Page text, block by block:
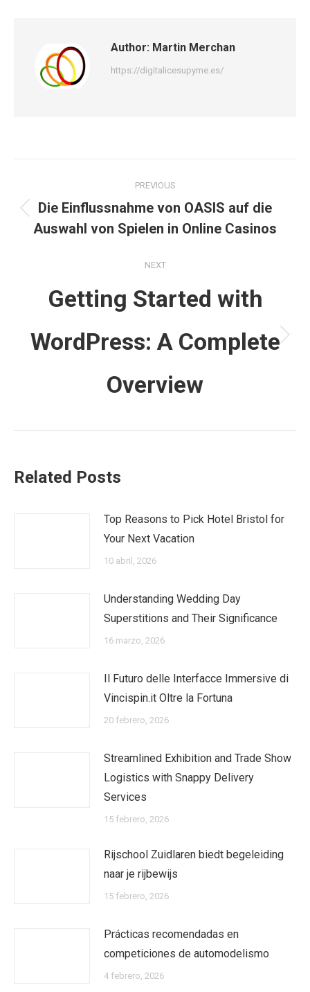
Author: Martin Merchan
https://digitalicesupyme.es/
navigation
PREVIOUS
Previous
post:
Die Einflussnahme von OASIS auf die
Auswahl von Spielen in Online Casinos
NEXT
Next
Getting Started with
WordPress: A Complete
Overview
Related Posts
Top Reasons to Pick Hotel Bristol for
Your Next Vacation
10 abril, 2026
Understanding Wedding Day
Superstitions and Their Significance
16 marzo, 2026
Il Futuro delle Interfacce Immersive di
Vincispin.it Oltre la Fortuna
20 febrero, 2026
Streamlined Exhibition and Trade Show
Logistics with Snappy Delivery
Services
15 febrero, 2026
Rijschool Zuidlaren biedt begeleiding
naar je rijbewijs
15 febrero, 2026
Prácticas recomendadas en
competiciones de automodelismo
4 febrero, 2026